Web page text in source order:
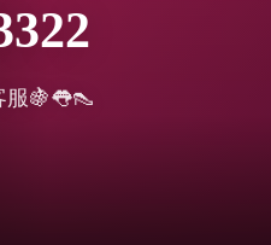
服🍇👅👠